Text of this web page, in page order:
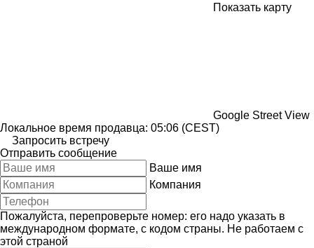
Показать карту
Google Street View
Локальное время продавца: 05:06 (CEST)
Запросить встречу
Отправить сообщение
Ваше имя
Компания
Пожалуйста, перепроверьте номер: его надо указать в
международном формате, с кодом страны. Не работаем с
этой страной